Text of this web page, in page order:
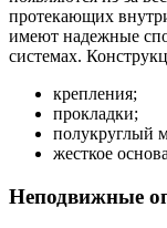
протекающих
имеют надежные
системах.
крепления;
прокладки;
полукруглый
жесткое
Неподвижные